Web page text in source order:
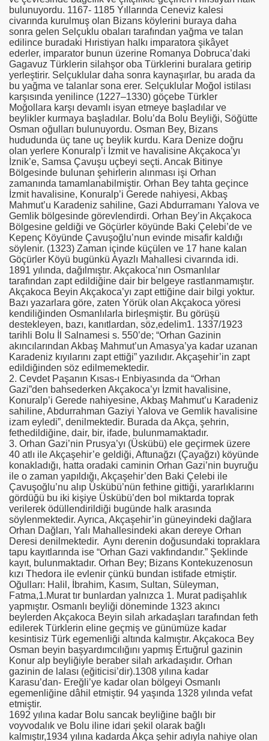
bulunuyordu. 1167- 1185 Yıllarında Ceneviz kalesi
civarında kurulmuş olan Bizans köylerini buraya daha
sonra gelen Selçuklu obaları tarafından yağma ve talan
edilince buradaki Hıristiyan halkı imparatora şikâyet
ederler, imparator bunun üzerine Romanya Dobruca’daki
Gagavuz Türklerin silahşor oba Türklerini buralara getirip
yerleştirir. Selçuklular daha sonra kaynaşırlar, bu arada da
bu yağma ve talanlar sona erer. Selçuklular Moğol istilası
karşısında yenilince (1227–1330) göçebe Türkler
Moğollara karşı devamlı isyan etmeye başladılar ve
beylikler kurmaya başladılar. Bolu’da Bolu Beyliği, Söğütte
Osman oğulları bulunuyordu. Osman Bey, Bizans
hududunda üç tane uç beylik kurdu. Kara Denize doğru
olan yerlere Konuralp’i İzmit ve havalisine Akçakoca’yı
İznik’e, Samsa Çavuşu uçbeyi seçti. Ancak Bitinye
Bölgesinde bulunan şehirlerin alınması işi Orhan
zamanında tamamlanabilmiştir. Orhan Bey tahta geçince
İzmit havalisine, Konuralp’i Gerede nahiyesi, Akbaş
Mahmut’u Karadeniz sahiline, Gazi Abdurramanı Yalova ve
Gemlik bölgesinde görevlendirdi. Orhan Bey’in Akçakoca
Bölgesine geldiği ve Göçürler köyünde Baki Çelebi’de ve
Kepenç Köyünde Çavuşoğlu’nun evinde misafir kaldığı
söylenir. (1323) Zaman içinde küçülen ve 17 hane kalan
Göçürler Köyü bugünkü Ayazlı Mahallesi civarında idi.
1891 yılında, dağılmıştır. Akçakoca’nın Osmanlılar
tarafından zapt edildiğine dair bir belgeye rastlanmamıştır.
Akçakoca Beyin Akçakoca’yı zapt ettiğine dair bilgi yoktur.
Bazı yazarlara göre, zaten Yörük olan Akçakoca yöresi
kendiliğinden Osmanlılarla birleşmiştir. Bu görüşü
destekleyen, bazı, kanıtlardan, söz,edelim1. 1337/1923
tarihli Bolu İl Salnamesi s. 550’de; “Orhan Gazinin
akıncılarından Akbaş Mahmut’un Amasya’ya kadar uzanan
Karadeniz kıyılarını zapt ettiği” yazılıdır. Akçaşehir’in zapt
edildiğinden söz edilmemektedir.
2. Cevdet Paşanın Kısas-ı Enbiyasında da “Orhan
Gazi”den bahsederken Akçakoca’yı İzmit havalisine,
Konuralp’i Gerede nahiyesine, Akbaş Mahmut’u Karadeniz
sahiline, Abdurrahman Gaziyi Yalova ve Gemlik havalisine
izam eyledi”, denilmektedir. Burada da Akça, şehrin,
fethedildiğine, dair, bir, ifade, bulunmamaktadır.
3. Orhan Gazi’nin Prusya’yı (Üskübü) ele geçirmek üzere
40 atlı ile Akçaşehir’e geldiği, Aftunağzı (Çayağzı) köyünde
konakladığı, hatta oradaki caminin Orhan Gazi’nin buyruğu
ile o zaman yapıldığı, Akçaşehir’den Baki Çelebi ile
Çavuşoğlu’nu alıp Üskübü’nün fethine gittiği, yararlıklarını
gördüğü bu iki kişiye Üskübü’den bol miktarda toprak
verilerek ödüllendirildiği bugünde halk arasında
söylenmektedir. Ayrıca, Akçaşehir’in güneyindeki dağlara
Orhan Dağları, Yalı Mahallesindeki akan dereye Orhan
Deresi denilmektedir. Aynı derenin doğusundaki topraklara
tapu kayıtlarında ise “Orhan Gazi vakfındandır.” Şeklinde
kayıt, bulunmaktadır. Orhan Bey; Bizans Kontekuzenosun
kızı Thedora ile evlenir çünkü bundan istifade etmiştir.
Oğulları: Halil, İbrahim, Kasım, Sultan, Süleyman,
Fatma,1.Murat tır bunlardan yalnızca 1. Murat padişahlık
yapmıştır. Osmanlı beyliği döneminde 1323 akıncı
beylerden Akçakoca Beyin silah arkadaşları tarafından feth
edilerek Türklerin eline geçmiş ve günümüze kadar
kesintisiz Türk egemenliği altında kalmıştır. Akçakoca Bey
Osman beyin başyardımcılığını yapmış Ertuğrul gazinin
Konur alp beyliğiyle beraber silah arkadaşıdır. Orhan
gazinin de lalası (eğiticisi’dir).1308 yılına kadar
Karasu’dan- Ereğli’ye kadar olan bölgeyi Osmanlı
egemenliğine dâhil etmiştir. 94 yaşında 1328 yılında vefat
etmiştir.
1692 yılına kadar Bolu sancak beyliğine bağlı bir
voyvodalık ve Bolu iline idari şekil olarak bağlı
kalmıştır,1934 yılına kadarda Akça şehir adıyla nahiye olan